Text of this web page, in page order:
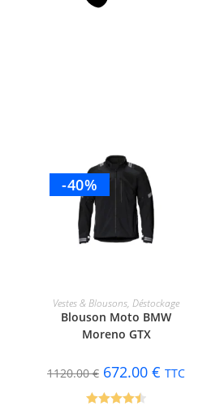
-40%
CHOIX DES OPTIONS
Vestes & Blousons, Déstockage
Blouson Moto BMW
Moreno GTX
1120.00€ 672.00 € TTC